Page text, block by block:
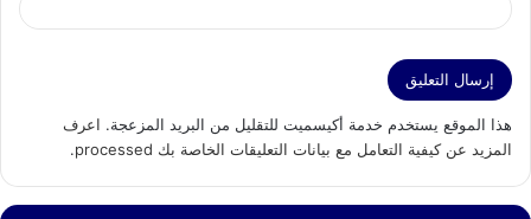
هذا الموقع يستخدم خدمة أكيسميت للتقليل من البريد المزعجة. اعرف
المزيد عن كيفية التعامل مع بيانات التعليقات الخاصة بك processed
.